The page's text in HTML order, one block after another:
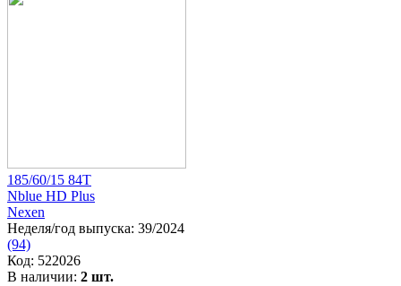
185/60/15 84T
Nblue HD Plus
Nexen
Неделя/год выпуска: 39/2024
(94)
Код: 522026
В наличии: 2 шт.